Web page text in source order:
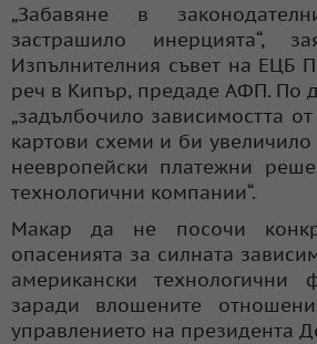
„Забавяне в
застрашило инерцията“,
Изпълнителния съвет на ЕЦБ
реч в Кипър, предаде АФП. По
„задълбочило зависимостта
картови схеми и би увеличило
неевропейски платежни
технологични компании“.
Макар да не посочи
опасенията за силната
американски технологични
заради влошените
управлението на президента